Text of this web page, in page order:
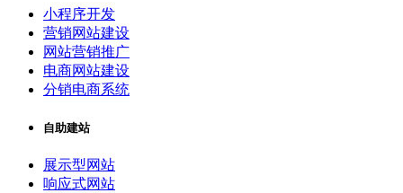
小程序开发
营销网站建设
网站营销推广
电商网站建设
分销电商系统
自助建站
展示型网站
响应式网站